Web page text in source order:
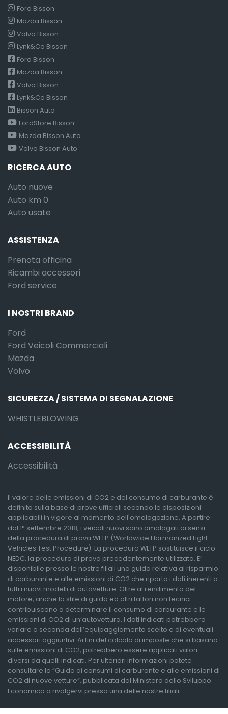
Ford Bisson
Mazda Bisson
Volvo Bisson
Lynk&Co Bisson
Ford Bisson
Mazda Bisson
Volvo Bisson
Lynk&Co Bisson
Bisson Auto
FordStore Bisson
Mazda Bisson Auto
Volvo Bisson Auto
RICERCA AUTO
Auto nuove
Auto km 0
Auto usate
ASSISTENZA
Prenota officina
Ricambi accessori
Ford service
I NOSTRI BRAND
Ford
Ford Veicoli Commerciali
Mazda
Volvo
SICUREZZA / SISTEMA DI SEGNALAZIONE
WHISTLEBLOWING
ACCESSIBILITÀ
Accessibilità
Il valore delle emissioni di CO2 e del consumo di carburante è
definito sulla base di prove ufficiali secondo le disposizioni
applicabili in vigore al momento dell'omologazione. A partire
dal 1° settembre 2018, i veicoli nuovi sono omologati ai sensi
della procedura di prova WLTP (Worldwide Harmonized Light
Vehicles Test Procedure). La procedura WLTP sostituisce il ciclo
NEDC, la procedura di prova precedentemente utilizzata. E’
disponibile presso le nostre filiali una guida relativa al risparmio
di carburante e alle emissioni di CO2 che riporta i dati inerenti a
tutti i nuovi modelli di autovetture. Oltre al rendimento del
motore, anche lo stile di guida ed altri fattori non tecnici
contribuiscono a determinare il consumo di carburante e le
emissioni di CO2 di un’autovettura. I dati indicati potrebbero
variare a seconda dell’equipaggiamento scelto e di eventuali
accessori aggiuntivi. Ai fini del calcolo di imposte che si basano
sulle emissioni di CO2, potrebbero essere applicati valori
diversi da quelli indicati. Per ulteriori informazioni potete
consultare la “Guida ai consumi di carburante e alle emissioni di
CO2 di nuove vetture”, pubblicata dal Ministero dello Sviluppo
Economico o rivolgervi presso una delle nostre filiali.